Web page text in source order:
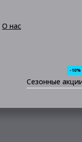
О нас
Сезонные
-10%